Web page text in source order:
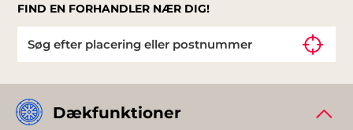
FIND EN FORHANDLER NÆR DIG!
Dækfunktioner